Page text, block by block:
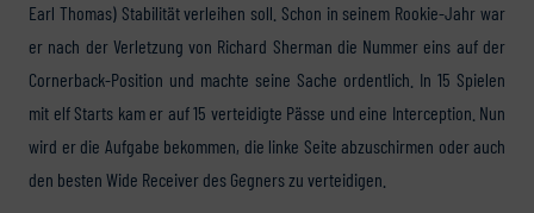
Earl Thomas) Stabilität verleihen soll. Schon in seinem Rookie-Jahr war
er nach der Verletzung von Richard Sherman die Nummer eins auf der
Cornerback-Position und machte seine Sache ordentlich. In 15 Spielen
mit elf Starts kam er auf 15 verteidigte Pässe und eine Interception. Nun
wird er die Aufgabe bekommen, die linke Seite abzuschirmen oder auch
den besten Wide Receiver des Gegners zu verteidigen.